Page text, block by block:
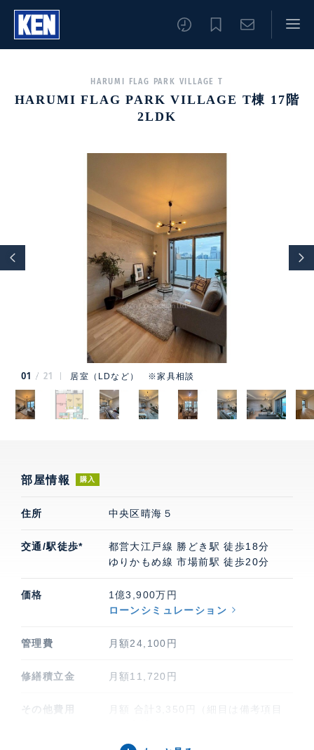
HARUMI FLAG PARK VILLAGE T
HARUMI FLAG PARK VILLAGE T棟 17階
2LDK
01 21 居室（LDなど） ※家具相談
部屋情報 購入
住所 中央区晴海５
交通/駅徒歩*
都営大江戸線 勝どき駅 徒歩18分
ゆりかもめ線 市場前駅 徒歩20分
価格
1億3,900万円
ローンシミュレーション
管理費 月額24,100円
修繕積立金 月額11,720円
その他費用
月額 合計3,350円（細目は備考項目